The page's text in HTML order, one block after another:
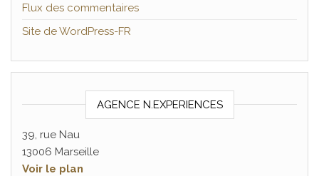
Flux des commentaires
Site de WordPress-FR
AGENCE N.EXPERIENCES
39, rue Nau
13006 Marseille
Voir le plan